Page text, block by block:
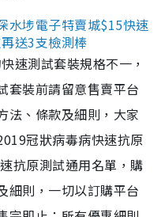
水埗電子特賣城$15快速
送3支檢測棒
速測試套裝規格不一，
套裝前請留意售賣平台
法、條款及細則，大家
冠狀病毒病快速抗原
抗原測試通用名單，購
細則，一切以訂購平台